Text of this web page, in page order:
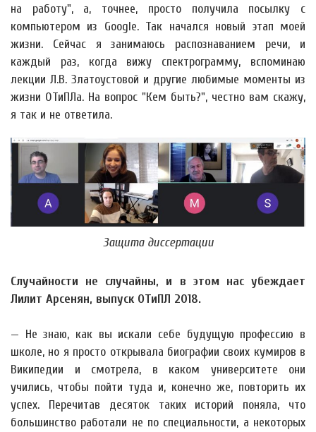
на работу", а, точнее, просто получила посылку с
компьютером из Google. Так начался новый этап моей
жизни. Сейчас я занимаюсь распознаванием речи, и
каждый раз, когда вижу спектрограмму, вспоминаю
лекции Л.В. Златоустовой и другие любимые моменты из
жизни ОТиПЛа. На вопрос "Кем быть?", честно вам скажу,
я так и не ответила.
Защита диссертации
Случайности не случайны, и в этом нас убеждает
Лилит Арсенян, выпуск ОТиПЛ 2018.
— Не знаю, как вы искали себе будущую профессию в
школе, но я просто открывала биографии своих кумиров в
Википедии и смотрела, в каком университете они
учились, чтобы пойти туда и, конечно же, повторить их
успех. Перечитав десяток таких историй поняла, что
большинство работали не по специальности, а некоторых